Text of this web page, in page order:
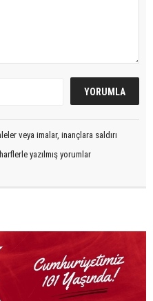
veya imalar, inançlara saldırı
yazılmış yorumlar